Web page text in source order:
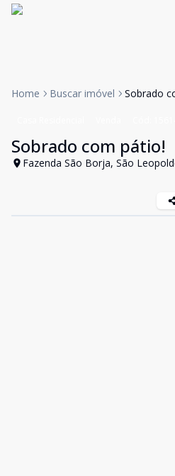
Home Buscar imóvel Sobrado
Sobrado com pátio!
Fazenda São Borja, São